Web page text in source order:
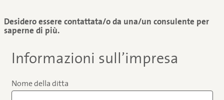
Desidero essere contattata/o da una/un consulente per
saperne di più.
Informazioni sull’impresa
Nome della ditta